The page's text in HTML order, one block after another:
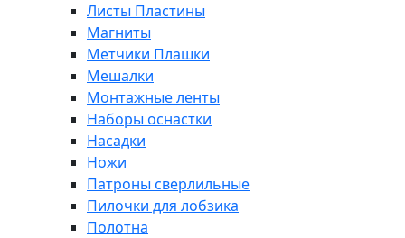
Листы Пластины
Магниты
Метчики Плашки
Мешалки
Монтажные ленты
Наборы оснастки
Насадки
Ножи
Патроны сверлильные
Пилочки для лобзика
Полотна